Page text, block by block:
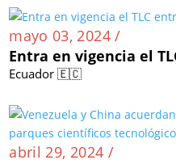
mayo 03, 2024 /
Entra en vigencia el
Ecuador 🇪🇨
abril 29, 2024 /